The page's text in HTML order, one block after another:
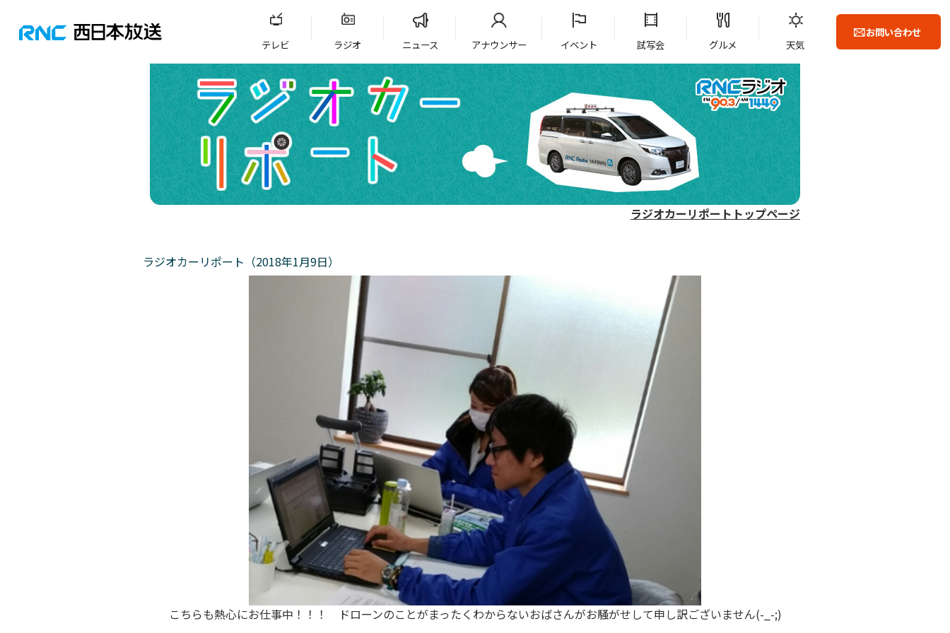
テレビ ラジオ ニュース アナウンサー イベント 試写会 グルメ 天気
お問い合わせ
ラジオカーリポートトップページ
ラジオカーリポート（2018年1月9日）
こちらも熱心にお仕事中！！！ ドローンのことがまったくわからないおばさんがお騒がせして申し訳ございません(-_-;)